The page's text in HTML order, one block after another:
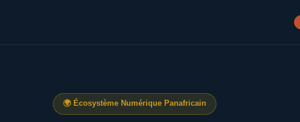
🌍 Écosystème Numérique Panafricain